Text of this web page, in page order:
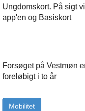
Ungdomskort. På sigt
app'en og Basiskort
Forsøget på Vestmøn
foreløbigt i to år
Mobilitet